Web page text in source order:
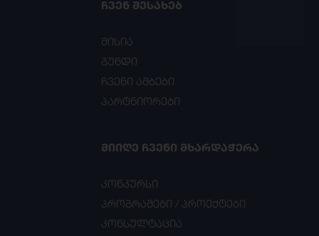
ᲩᲕᲔᲜ ᲨᲔᲡᲐᲮᲔᲑ
მისია
გუნდი
ჩვენი ამბები
პარტნიორები
ᲛᲘᲘᲦᲔ ᲩᲕᲔᲜᲘ ᲛᲮᲐᲠᲓᲐᲭᲔᲠᲐ
კონკურსი
პროგრამები / პროექტები
კონსულტაცია